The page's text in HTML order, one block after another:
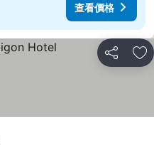
查看價格
分享 加
看價格
格